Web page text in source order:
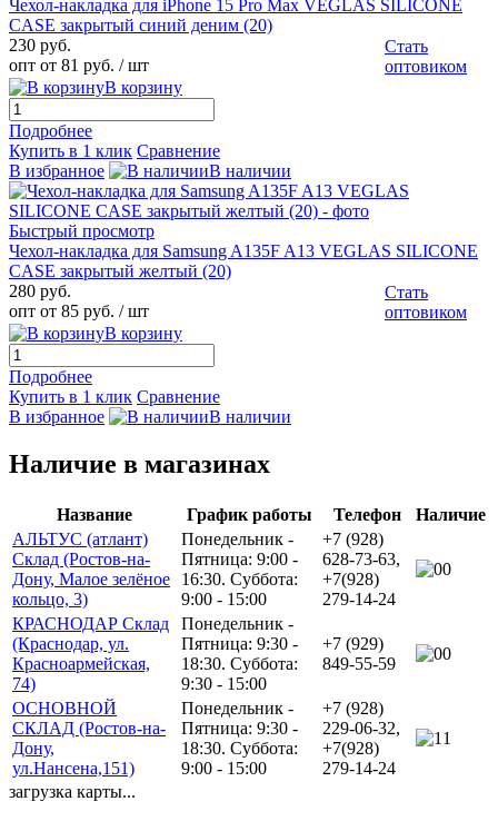
Чехол-накладка для iPhone 15 Pro Max VEGLAS SILICONE
CASE закрытый синий деним (20)
230 руб.
опт от 81 руб. / шт
Стать
оптовиком
В корзину
Подробнее
Купить в 1 клик Сравнение
В избранное
В наличии
Быстрый просмотр
Чехол-накладка для Samsung A135F A13 VEGLAS SILICONE
CASE закрытый желтый (20)
280 руб.
опт от 85 руб. / шт
Стать
оптовиком
В корзину
Подробнее
Купить в 1 клик Сравнение
В избранное
В наличии
Наличие в магазинах
Название График работы Телефон
Наличие
АЛЬТУС (атлант)
Склад (Ростов-на-
Дону, Малое зелёное
кольцо, 3)
Понедельник -
Пятница: 9:00 -
16:30. Суббота:
9:00 - 15:00
+7 (928)
628-73-63,
+7(928)
279-14-24
0
КРАСНОДАР Склад
(Краснодар, ул.
Красноармейская,
74)
Понедельник -
Пятница: 9:30 -
18:30. Суббота:
9:30 - 15:00
+7 (929)
849-55-59
0
ОСНОВНОЙ
СКЛАД (Ростов-на-
Дону,
ул.Нансена,151)
Понедельник -
Пятница: 9:30 -
18:30. Суббота:
9:00 - 15:00
+7 (928)
229-06-32,
+7(928)
279-14-24
1
загрузка карты...